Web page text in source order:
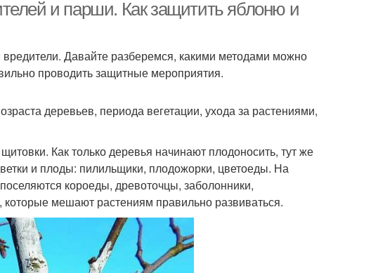
и парши. Как защитить яблоню и
Давайте разберемся, какими методами можно
проводить защитные мероприятия.
деревьев, периода вегетации, ухода за растениями,
Как только деревья начинают плодоносить, тут же
и плоды: пилильщики, плодожорки, цветоеды. На
короеды, древоточцы, заболонники,
мешают растениям правильно развиваться.